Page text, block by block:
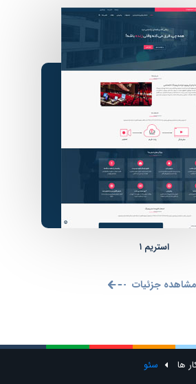
استریم ۱
مشاهده جزئیات
ها سئو